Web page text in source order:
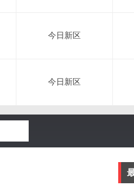
今日新区
今日新区